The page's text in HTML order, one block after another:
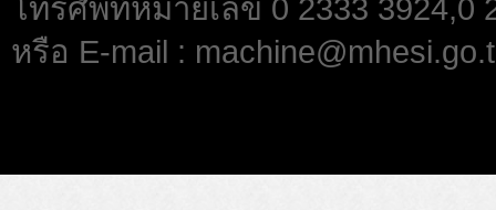
โทรศัพท์หมายเลข 0 2333 3924,0
หรือ E-mail :